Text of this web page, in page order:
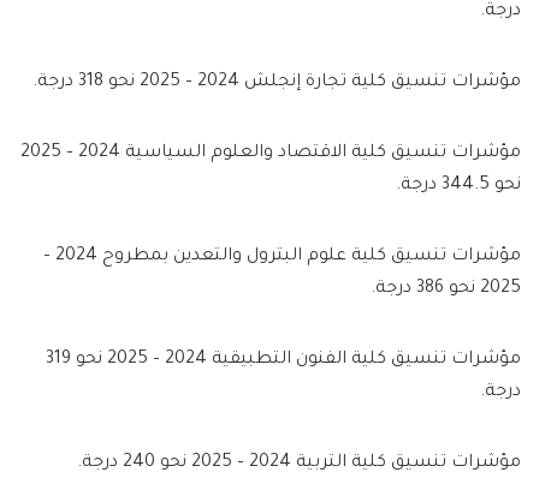
درجة.
مؤشرات تنسيق كلية تجارة إنجلش 2024 – 2025 نحو 318 درجة.
مؤشرات تنسيق كلية الاقتصاد والعلوم السياسية 2024 – 2025
نحو 344.5 درجة.
مؤشرات تنسيق كلية علوم البترول والتعدين بمطروح 2024 –
2025 نحو 386 درجة.
مؤشرات تنسيق كلية الفنون التطبيقية 2024 – 2025 نحو 319
درجة.
مؤشرات تنسيق كلية التربية 2024 – 2025 نحو 240 درجة.